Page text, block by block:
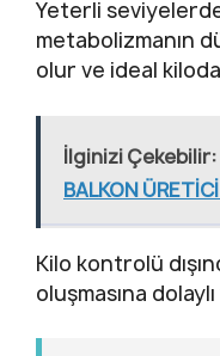
Yeterli
metabolizmanın
olur ve ideal kiloda
İlginizi Çekebilir:
BALKON
Kilo kontrolü
oluşmasına